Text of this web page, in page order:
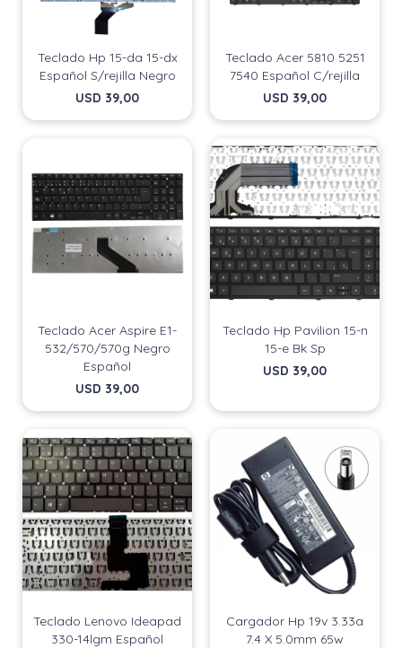
Teclado Hp 15-da 15-dx
Español S/rejilla Negro
USD 39,00
Teclado Acer 5810 5251
7540 Español C/rejilla
USD 39,00
Teclado Acer Aspire E1-
532/570/570g Negro
Español
USD 39,00
Teclado Hp Pavilion 15-n
15-e Bk Sp
USD 39,00
Teclado Lenovo Ideapad
330-14lgm Español
Cargador Hp 19v 3.33a
7.4 X 5.0mm 65w